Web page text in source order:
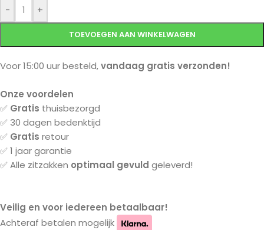
- +
TOEVOEGEN AAN WINKELWAGEN
Voor 15:00 uur besteld,vandaag gratis verzonden!
Onze voordelen
✅ Gratis thuisbezorgd
✅ 30 dagen bedenktijd
✅ Gratis retour
✅ 1 jaar garantie
✅ Alle zitzakken optimaal gevuld geleverd!
Veilig en voor iedereen betaalbaar!
Achteraf betalen mogelijk